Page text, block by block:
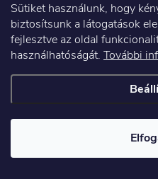
Sütiket használunk, hogy
biztosítsunk a látogatások
fejlesztve az oldal
használhatóságát. További
N&#39;OVEEN IKN2050
Rovarirtó Leopárdfény Inox
24 871 Ft ÁFA nélkül